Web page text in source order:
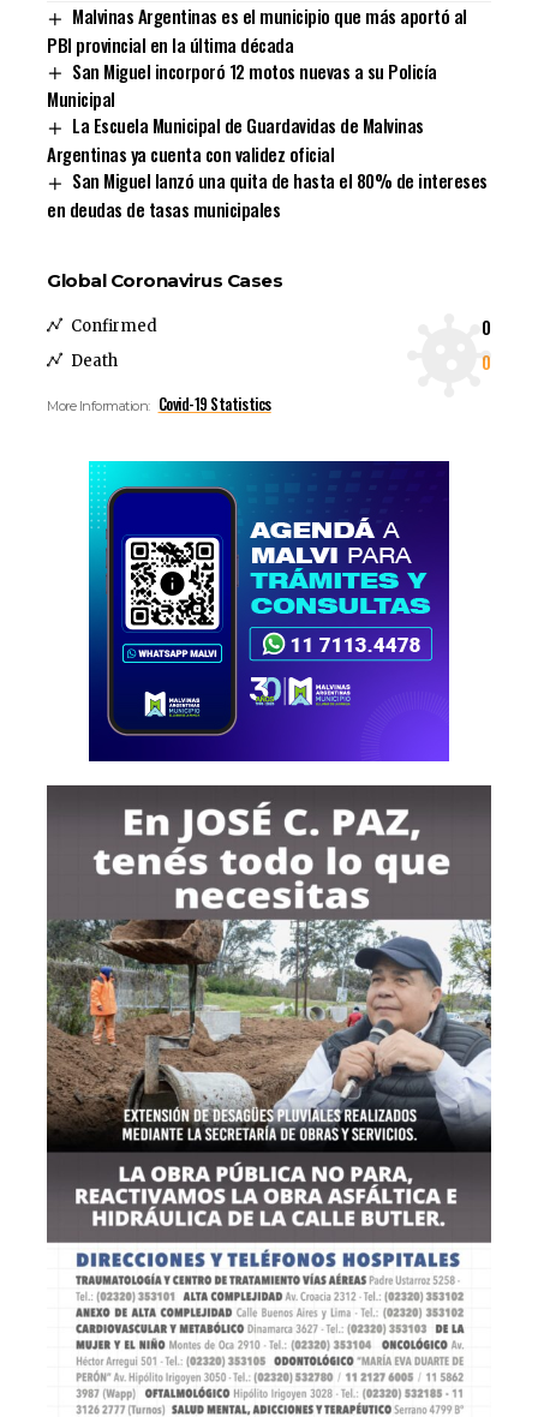
Malvinas Argentinas es el municipio que más aportó al
PBI provincial en la última década
San Miguel incorporó 12 motos nuevas a su Policía
Municipal
La Escuela Municipal de Guardavidas de Malvinas
Argentinas ya cuenta con validez oficial
San Miguel lanzó una quita de hasta el 80% de intereses
en deudas de tasas municipales
Global Coronavirus Cases
Confirmed 0
Death 0
More Information: Covid-19 Statistics